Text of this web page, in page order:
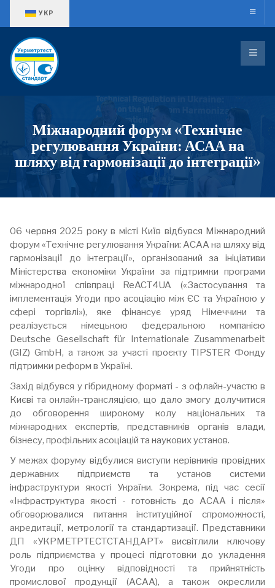
УКР
Міжнародний форум «Технічне
регулювання України: АСАА на
шляху від гармонізації до інтеграції»
06 червня 2025 року в місті Київ відбувся Міжнародний
форум «Технічне регулювання України: АСАА на шляху від
гармонізації до інтеграції», організований за ініціативи
Міністерства економіки України за підтримки програми
міжнародної співпраці ReACT4UA («Застосування та
імплементація Угоди про асоціацію між ЄС та Україною у
сфері торгівлі»), яке фінансує уряд Німеччини та
реалізується німецькою федеральною компанією
Deutsche Gesellschaft für Internationale Zusammenarbeit
(GIZ) GmbH, а також за участі проєкту TIPSTER Фонду
підтримки реформ в Україні.
Захід відбувся у гібридному форматі - з офлайн-участю в
Києві та онлайн-трансляцією, що дало змогу долучитися
до обговорення широкому колу національних та
міжнародних експертів, представників органів влади,
бізнесу, профільних асоціацій та наукових установ.
У межах форуму відбулися виступи керівників провідних
державних підприємств та установ системи
інфраструктури якості України. Зокрема, під час сесії
«Інфраструктура якості - готовність до АСАА і після»
обговорювалися питання інституційної спроможності,
акредитації, метрології та стандартизації. Представники
ДП «УКРМЕТРТЕСТСТАНДАРТ» висвітлили ключову
роль підприємства у процесі підготовки до укладення
Угоди про оцінку відповідності та прийнятність
промислової продукції (АСАА), а також окреслили